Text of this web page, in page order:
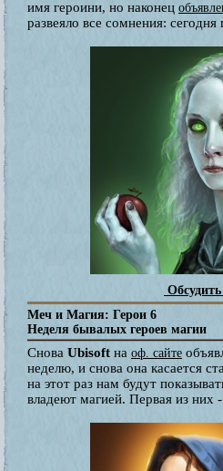
имя героини, но наконец
развеяло все сомнения:
Меч и Магия: Герои 6
Неделя бывалых героев магии
Снова Ubisoft на оф. сайте
неделю, и снова она касается
на этот раз нам будут
владеют магией. Первая из них